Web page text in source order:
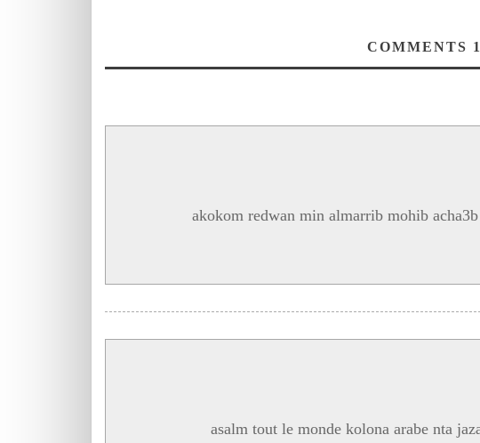
akokom redwan min almarrib mohib
asalm tout le monde kolona arabe nta